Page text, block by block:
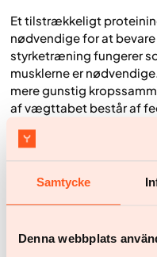
Samtycke
Denna webbplats
Et tilstrækkeligt
nødvendige for at
styrketræning fungerer
musklerne er
mere gunstig
af vægttabet består af
Bevaret muskelmasse
energiforbrug
tid, hvilket i nogle
at opretholde vægttabet.
Hvad sker der, når